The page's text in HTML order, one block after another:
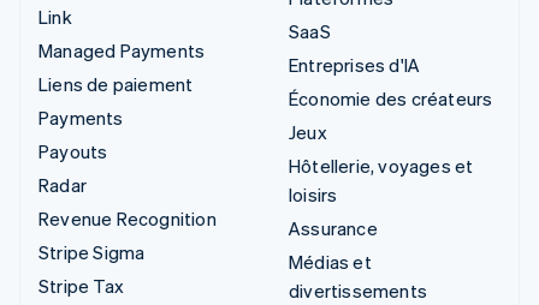
Link
Managed Payments
Liens de paiement
Payments
Payouts
Radar
Revenue Recognition
Stripe Sigma
Stripe Tax
SaaS
Entreprises d'IA
Économie des créateurs
Jeux
Hôtellerie, voyages et
loisirs
Assurance
Médias et
divertissements